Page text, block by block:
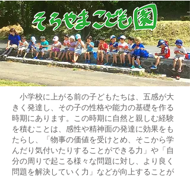
小学校に上がる前の子どもたちは、五感が大
きく発達し、その子の性格や能力の基礎を作る
時期にあります。この時期に自然と親しむ経験
を積むことは、感性や精神面の発達に効果をも
たらし、「物事の価値を受けとめ、そこから学
んだり気付いたりすることができる力」や「自
分の周りで起こる様々な問題に対し、より良く
問題を解決していく力」などが向上することが